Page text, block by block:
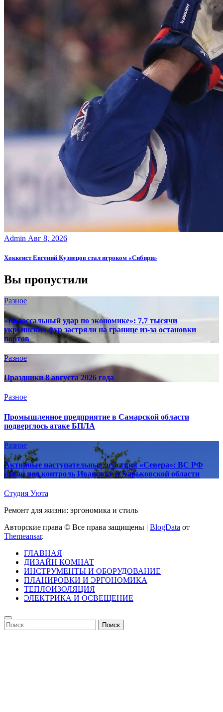
Admin Авг 8, 2026
Хоккеист Евгений Кузнецов стал игроком «Сибири»
Вы пропустили
Разное
«Колоссальный удар по экономике»: 7,7 тысячи
украинских фур застряли на границе из-за остановки
портов
Разное
Праздники 8 августа 2026 года
Разное
Промышленное предприятие в Самарской области
подверглось атаке БПЛА
Разное
Активные наступательные действия «Севера»: ВС РФ
взяли под контроль Ивановку в Харьковской области
Студия Уюта
Ремонт для жизни: эргономика и стиль
Авторские права © Все права защищены | BlogData от
Themeansar.
ГЛАВНАЯ
ДИЗАЙН КОМНАТ
ИНСТРУМЕНТЫ И ОБОРУДОВАНИЕ
ПЛАНИРОВКИ И ЭРГОНОМИКА
ТЕПЛОИЗОЛЯЦИЯ
ЭЛЕКТРИКА И ОСВЕЩЕНИЕ
Найти: